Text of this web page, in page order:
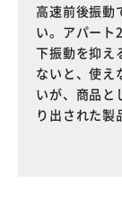
高速前後振動
い。アパート
下振動を抑え
ないと、使え
いが、商品と
り出された製